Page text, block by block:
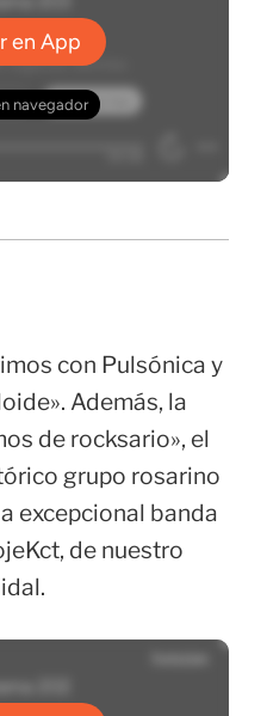
con Pulsónica y
Además, la
de rocksario», el
grupo rosarino
excepcional banda
de nuestro